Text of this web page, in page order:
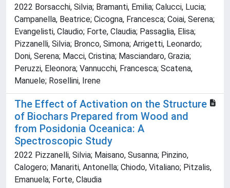
2022 Borsacchi, Silvia; Bramanti, Emilia; Calucci, Lucia;
Campanella, Beatrice; Cicogna, Francesca; Coiai, Serena;
Evangelisti, Claudio; Forte, Claudia; Passaglia, Elisa;
Pizzanelli, Silvia; Bronco, Simona; Arrigetti, Leonardo;
Doni, Serena; Macci, Cristina; Masciandaro, Grazia;
Peruzzi, Eleonora; Vannucchi, Francesca; Scatena,
Manuele; Rosellini, Irene
The Effect of Activation on the Structure
of Biochars Prepared from Wood and
from Posidonia Oceanica: A
Spectroscopic Study
2022 Pizzanelli, Silvia; Maisano, Susanna; Pinzino,
Calogero; Manariti, Antonella; Chiodo, Vitaliano; Pitzalis,
Emanuela; Forte, Claudia